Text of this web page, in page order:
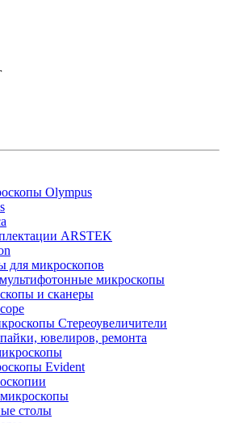
Olympus
ARSTEK
для микроскопов
микроскопы
и сканеры
Стереоувеличители
ювелиров, ремонта
Evident
столы